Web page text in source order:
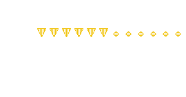
🔻🔻🔻🔻🔻🔻🔹🔹 🔹🔹